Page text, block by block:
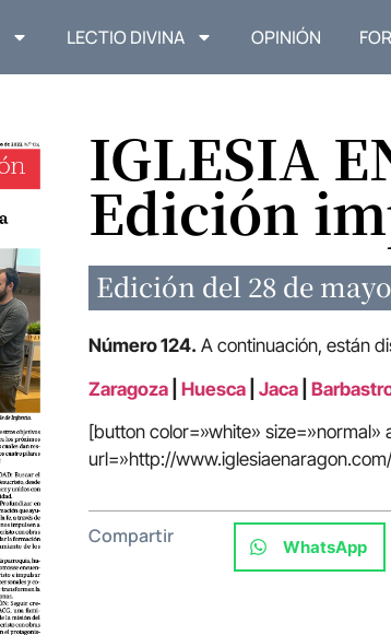
LECTIO DIVINA OPINIÓN
IGLESIA
Edición
Edición del 28 de
Número 124. A continuación, están
Zaragoza| Huesca| Jaca|
[button color=»white»
url=»http://
Compartir WhatsApp